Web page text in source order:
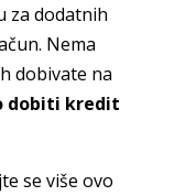
za dodatnih
Nema
dobivate na
dobiti kredit
se više ovo